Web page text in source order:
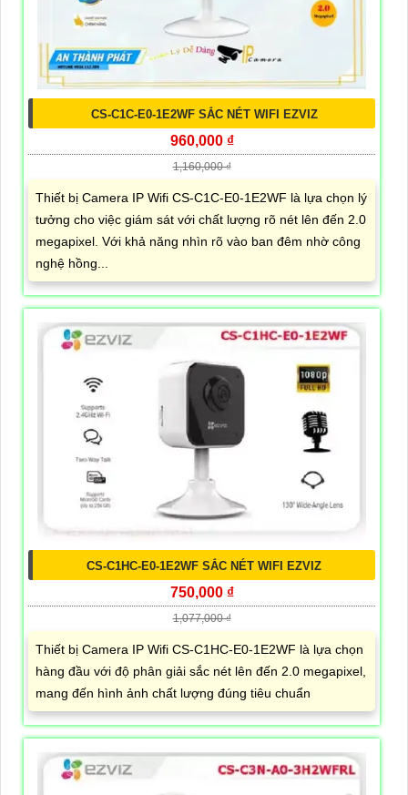
CS-C1C-E0-1E2WF SẮC NÉT WIFI EZVIZ
960,000 ₫
1,160,000 ₫
Thiết bị Camera IP Wifi CS-C1C-E0-1E2WF là lựa chọn lý
tưởng cho việc giám sát với chất lượng rõ nét lên đến 2.0
megapixel. Với khả năng nhìn rõ vào ban đêm nhờ công
nghệ hồng...
CS-C1HC-E0-1E2WF SẮC NÉT WIFI EZVIZ
750,000 ₫
1,077,000 ₫
Thiết bị Camera IP Wifi CS-C1HC-E0-1E2WF là lựa chọn
hàng đầu với độ phân giải sắc nét lên đến 2.0 megapixel,
mang đến hình ảnh chất lượng đúng tiêu chuẩn